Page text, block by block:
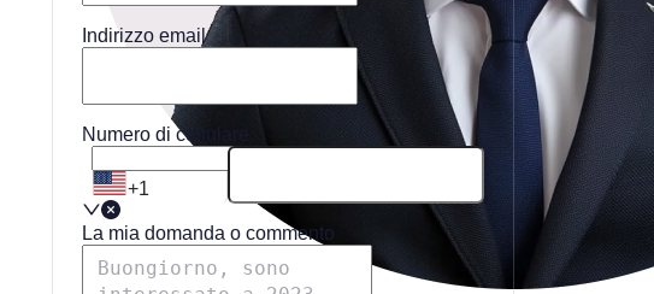
Indirizzo email
Numero di cellulare
+1
La mia domanda o commento